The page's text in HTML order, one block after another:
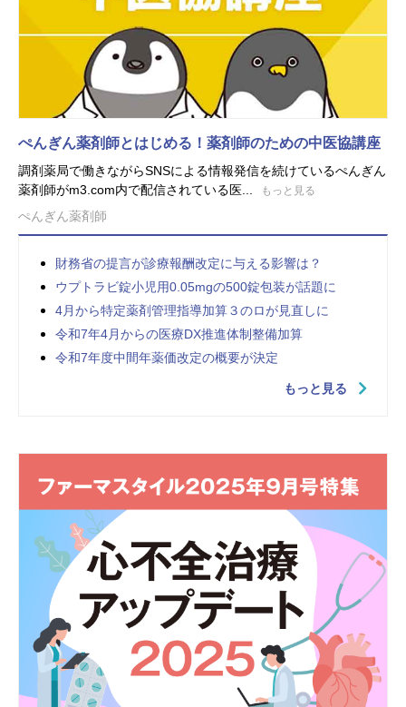
ぺんぎん薬剤師とはじめる！薬剤師のための中医協講座
調剤薬局で働きながらSNSによる情報発信を続けているぺんぎん
薬剤師がm3.com内で配信されている医...
もっと見る
ぺんぎん薬剤師
財務省の提言が診療報酬改定に与える影響は？
ウプトラビ錠小児用0.05mgの500錠包装が話題に
4月から特定薬剤管理指導加算３のロが見直しに
令和7年4月からの医療DX推進体制整備加算
令和7年度中間年薬価改定の概要が決定
もっと見る